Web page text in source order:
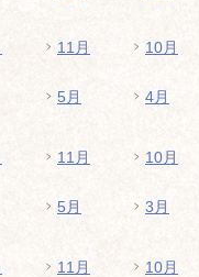
11月 10月
5月 4月
11月 10月
5月 3月
11月 10月